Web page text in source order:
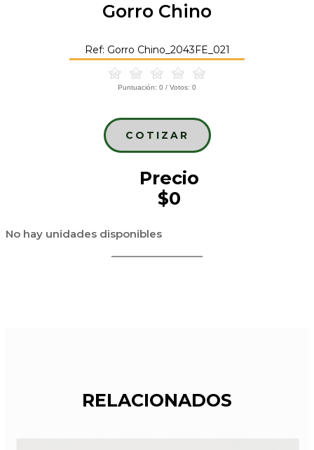
Gorro Chino
Ref: Gorro Chino_2043FE_021
Puntuación: 0 / Votos: 0
COTIZAR
Precio
$0
No hay unidades disponibles
RELACIONADOS